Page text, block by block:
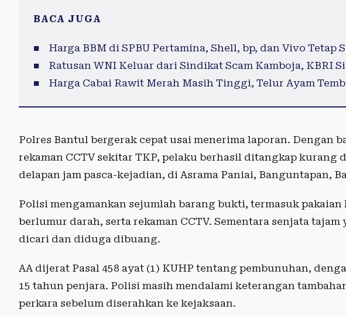
BACA JUGA
Harga BBM di SPBU Pertamina, Shell, bp, dan Vivo Tetap
Ratusan WNI Keluar dari Sindikat Scam Kamboja, KBRI
Harga Cabai Rawit Merah Masih Tinggi, Telur Ayam
Polres Bantul bergerak cepat usai menerima laporan. Dengan
rekaman CCTV sekitar TKP, pelaku berhasil ditangkap kurang
delapan jam pasca-kejadian, di Asrama Paniai, Banguntapan,
Polisi mengamankan sejumlah barang bukti, termasuk
berlumur darah, serta rekaman CCTV. Sementara senjata
dicari dan diduga dibuang.
AA dijerat Pasal 458 ayat (1) KUHP tentang pembunuhan,
15 tahun penjara. Polisi masih mendalami keterangan
perkara sebelum diserahkan ke kejaksaan.